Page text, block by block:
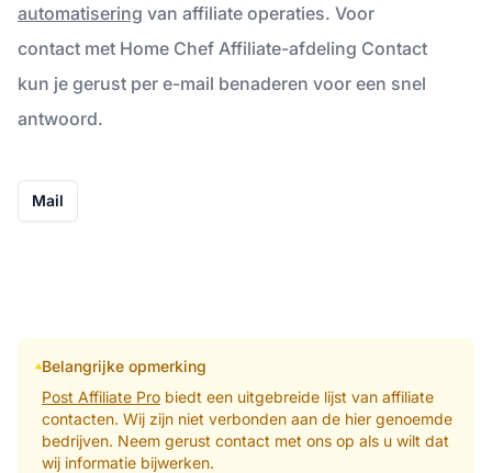
automatisering van affiliate operaties. Voor
contact met Home Chef Affiliate-afdeling Contact
kun je gerust per e-mail benaderen voor een snel
antwoord.
Mail
Belangrijke opmerking
Post Affiliate Probiedt een uitgebreide lijst van affiliate
contacten. Wij zijn niet verbonden aan de hier genoemde
bedrijven. Neem gerust contact met ons op als u wilt dat
wij informatie bijwerken.